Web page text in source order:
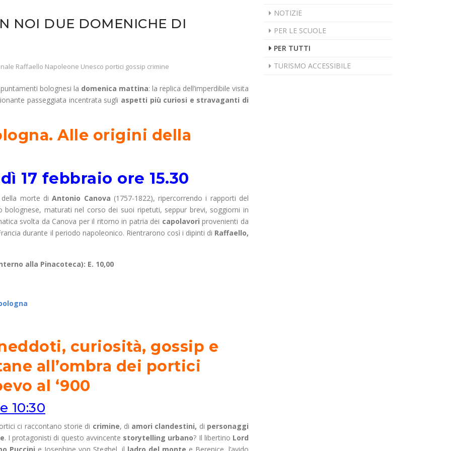
NOI DUE DOMENICHE DI
Raffaello Napoleone Unesco portici gossip crimine
bolognesi la domenica mattina: la replica dell’imperdibile visita
passeggiata incentrata sugli aspetti più curiosi e stravaganti di
Alle origini della
17 febbraio ore 15.30
della morte diAntonio Canova (1757-1822), ripercorrendo i rapporti del
bolognese, maturati nel corso dei suoi ripetuti, seppur brevi, soggiorni in
svolta da Canova per il ritorno in patria dei capolavori provenienti da
durante il periodo napoleonico. Rientrarono così i dipinti di Raffaello,
alla Pinacoteca): E. 10,00
curiosità, gossip e
all’ombra dei portici
al ‘900
10:30
ci raccontano storie di crimine, di amori clandestini, di personaggi
. I protagonisti di questo avvincente storytelling urbano? Il libertino Lord
NOTIZIE
PER LE SCUOLE
PER TUTTI
TURISMO ACCESSIBILE